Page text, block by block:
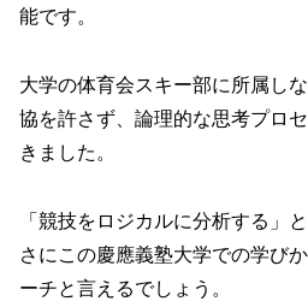
能です。
大学の体育会スキー部に所属し
協を許さず、論理的な思考プロ
きました。
「競技をロジカルに分析する」
さにこの慶應義塾大学での学び
ーチと言えるでしょう。